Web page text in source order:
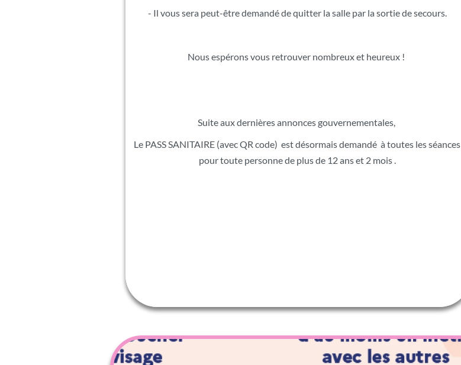
- Il vous sera peut-être demandé de quitter la salle par la sortie de secours.
Nous espérons vous retrouver nombreux et heureux !
Suite aux dernières annonces gouvernementales,
Le PASS SANITAIRE (avec QR code) est désormais demandé à toutes les séances
pour toute personne de plus de 12 ans et 2 mois .